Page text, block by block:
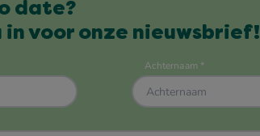
date?
in voor onze nieuwsbrief!